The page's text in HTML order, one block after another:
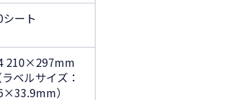
シート
210×297mm
ラベルサイズ：
）